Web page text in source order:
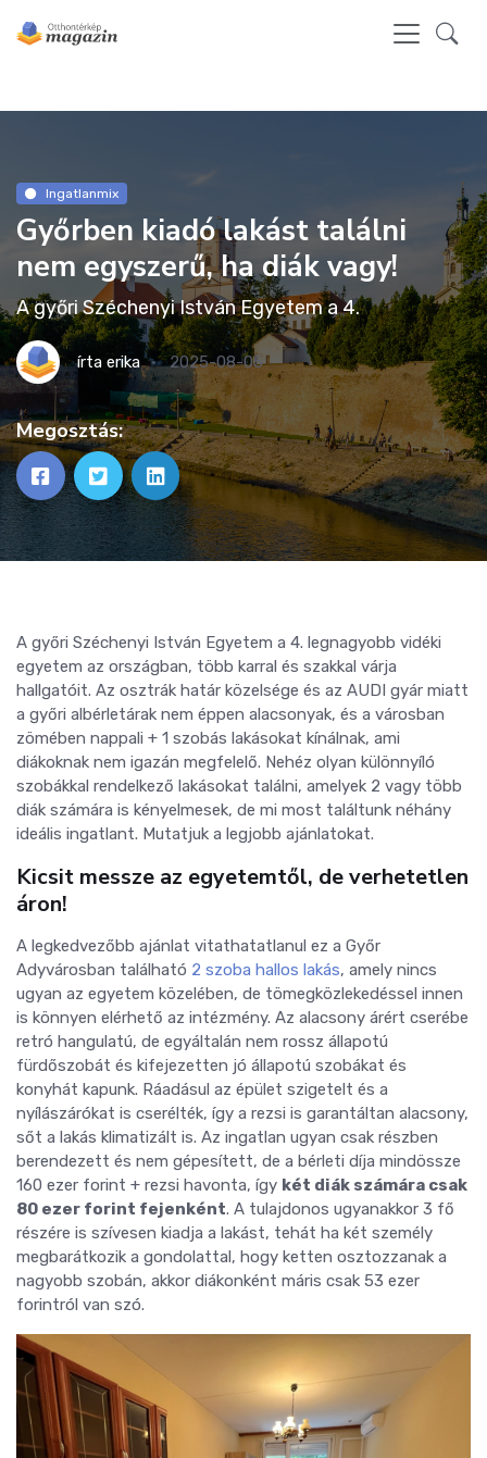
Ingatlanmix
Győrben kiadó lakást találni
nem egyszerű, ha diák vagy!
A győri Széchenyi István Egyetem a 4.
írta erika 2025-08-05
Megosztás:
A győri Széchenyi István Egyetem a 4. legnagyobb vidéki
egyetem az országban, több karral és szakkal várja
hallgatóit. Az osztrák határ közelsége és az AUDI gyár miatt
a győri albérletárak nem éppen alacsonyak, és a városban
zömében nappali + 1 szobás lakásokat kínálnak, ami
diákoknak nem igazán megfelelő. Nehéz olyan különnyíló
szobákkal rendelkező lakásokat találni, amelyek 2 vagy több
diák számára is kényelmesek, de mi most találtunk néhány
ideális ingatlant. Mutatjuk a legjobb ajánlatokat.
Kicsit messze az egyetemtől, de verhetetlen
áron!
A legkedvezőbb ajánlat vitathatatlanul ez a Győr
Adyvárosban található 2 szoba hallos lakás, amely nincs
ugyan az egyetem közelében, de tömegközlekedéssel innen
is könnyen elérhető az intézmény. Az alacsony árért cserébe
retró hangulatú, de egyáltalán nem rossz állapotú
fürdőszobát és kifejezetten jó állapotú szobákat és
konyhát kapunk. Ráadásul az épület szigetelt és a
nyílászárókat is cserélték, így a rezsi is garantáltan alacsony,
sőt a lakás klimatizált is. Az ingatlan ugyan csak részben
berendezett és nem gépesített, de a bérleti díja mindössze
160 ezer forint + rezsi havonta, így két diák számára csak
80 ezer forint fejenként. A tulajdonos ugyanakkor 3 fő
részére is szívesen kiadja a lakást, tehát ha két személy
megbarátkozik a gondolattal, hogy ketten osztozzanak a
nagyobb szobán, akkor diákonként máris csak 53 ezer
forintról van szó.